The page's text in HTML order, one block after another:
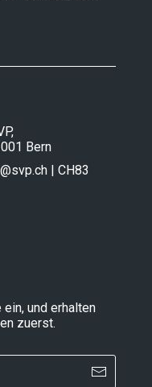
Bern
| CH83
und erhalten
zuerst.